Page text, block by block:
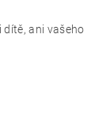
ani vašeho